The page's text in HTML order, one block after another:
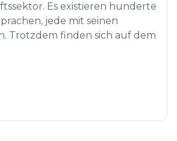
Es existieren hunderte
jede mit seinen
Trotzdem finden sich auf dem